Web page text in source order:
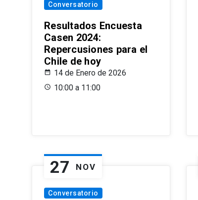
Conversatorio
Resultados Encuesta
Casen 2024:
Repercusiones para el
Chile de hoy
14 de Enero de 2026
10:00 a 11:00
27 NOV
Conversatorio